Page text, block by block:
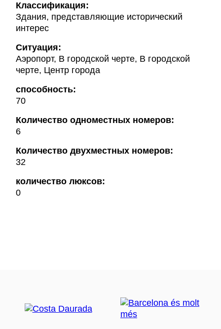
Классификация:
Здания, представляющие исторический
интерес
Ситуация:
Аэропорт, В городской черте, В городской
черте, Центр города
способность:
70
Количество одноместных номеров:
6
Количество двухместных номеров:
32
количество люксов:
0